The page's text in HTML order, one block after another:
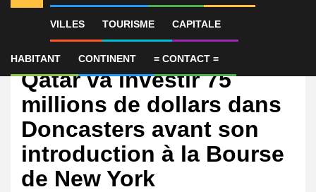
VILLES TOURISME CAPITALE
HABITANT CONTINENT = CONTACT =
International
Le fonds souverain du
Qatar va investir 75
millions de dollars dans
Doncasters avant son
introduction à la Bourse
de New York